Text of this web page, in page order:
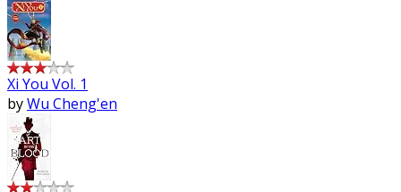
Xi You Vol. 1
byWu Cheng'en